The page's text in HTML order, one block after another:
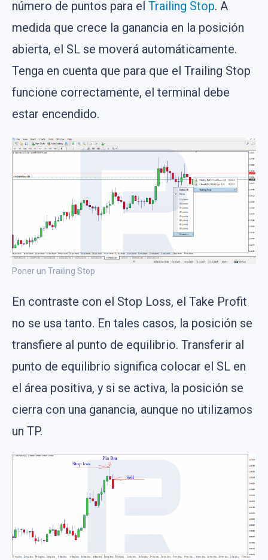
número de puntos para el Trailing Stop. A
medida que crece la ganancia en la posición
abierta, el SL se moverá automáticamente.
Tenga en cuenta que para que el Trailing Stop
funcione correctamente, el terminal debe
estar encendido.
Poner un Trailing Stop
En contraste con el Stop Loss, el Take Profit
no se usa tanto. En tales casos, la posición se
transfiere al punto de equilibrio. Transferir al
punto de equilibrio significa colocar el SL en
el área positiva, y si se activa, la posición se
cierra con una ganancia, aunque no utilizamos
un TP.